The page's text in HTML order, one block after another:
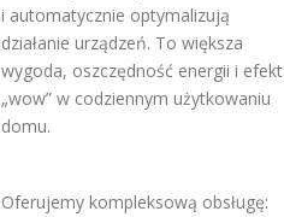
i automatycznie optymalizują
działanie urządzeń. To większa
wygoda, oszczędność energii i efekt
„wow” w codziennym użytkowaniu
domu.
Oferujemy kompleksową obsługę: